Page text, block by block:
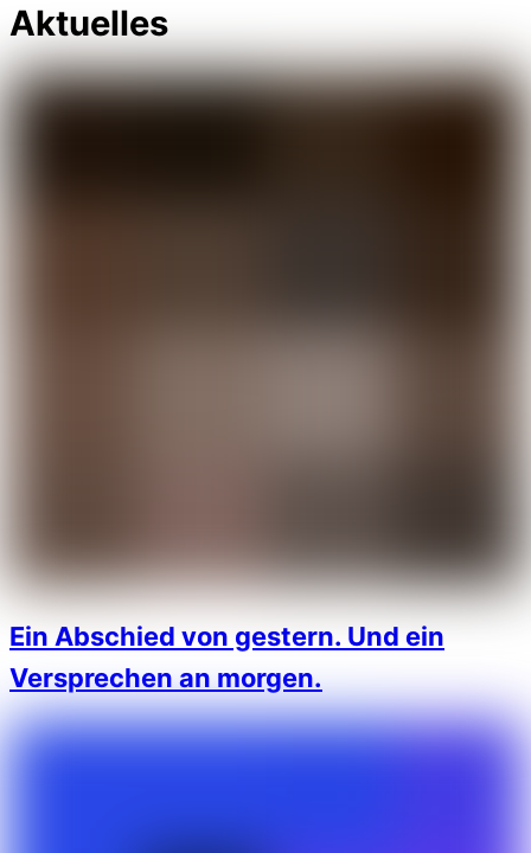
Aktuelles
Ein Abschied von gestern. Und ein
Versprechen an morgen.